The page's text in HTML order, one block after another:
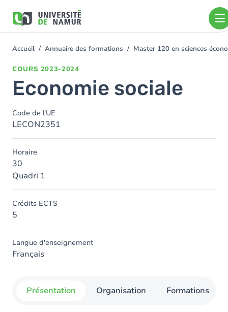
contenu
You
Accueil Annuaire des formations Master 120 en sciences
COURS 2023-2024
Economie sociale
Code de l'UE
LECON2351
Horaire
30
Quadri 1
Crédits ECTS
5
Langue d'enseignement
Français
Présentation Organisation Formations